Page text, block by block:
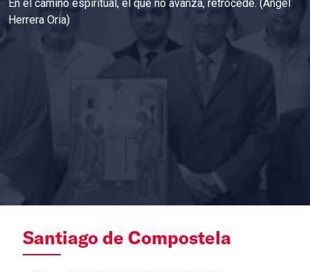
En el camino espiritual, el que no avanza, retrocede. (Ángel
Herrera Oria)
Santiago de Compostela